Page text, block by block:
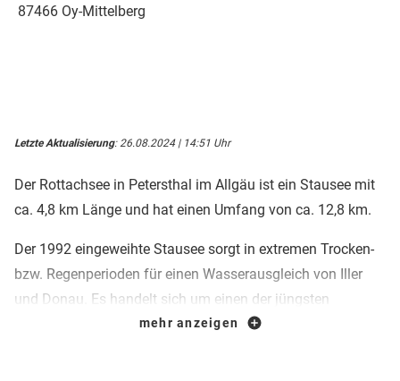
87466 Oy-Mittelberg
Letzte Aktualisierung: 26.08.2024 | 14:51 Uhr
Der Rottachsee in Petersthal im Allgäu ist ein Stausee mit
ca. 4,8 km Länge und hat einen Umfang von ca. 12,8 km.
Der 1992 eingeweihte Stausee sorgt in extremen Trocken-
bzw. Regenperioden für einen Wasserausgleich von Iller
und Donau. Es handelt sich um einen der jüngsten
mehr anzeigen